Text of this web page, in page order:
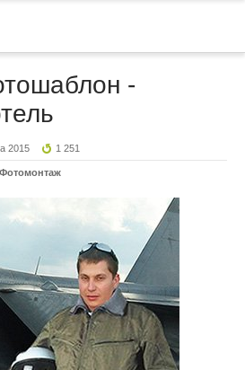
-
2015 1 251
Фотомонтаж